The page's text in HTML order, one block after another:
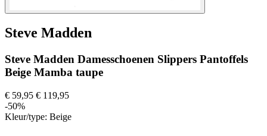
Steve Madden
Steve Madden Damesschoenen Slippers Pantoffels
Beige Mamba taupe
€ 59,95 € 119,95
-50%
Kleur/type: Beige